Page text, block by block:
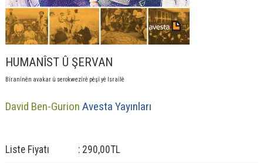
HUMANÎST Û ŞERVAN
Bîranînên avakar û serokwezîrê pêşî yê Israîlê
David Ben-Gurion Avesta Yayınları
Liste Fiyatı : 290,00TL